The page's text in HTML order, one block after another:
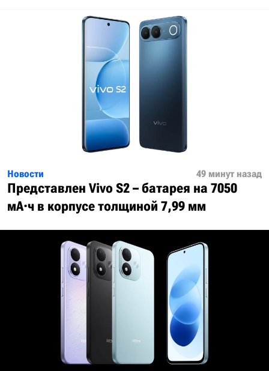
Новости 49 минут назад
Представлен Vivo S2 – батарея на 7050
мА·ч в корпусе толщиной 7,99 мм